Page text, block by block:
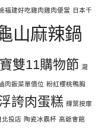
福建好吃雞肉雞肉便當 日本千
山麻辣鍋
雙11購物節 瀧
肉飯菜單價位 粉紅櫻桃鴨胸
誇肉蛋糕 輝葉按摩
北投店 陶瓷冰霸杯 高爺會館